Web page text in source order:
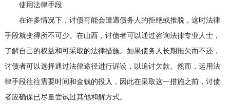
使用法律手段
在许多情况下，讨债可能会遭遇债务人的拒绝或推脱，这时法律
手段就变得所不可少。在山西，讨债者可以通过咨询法律专业人士，
了解自己的权益和可采取的法律措施。如果债务人长期拖欠而不还，
讨债者可以选择通过法律途径进行诉讼，以追讨欠款。然而，运用法
律手段往往需要时间和金钱的投入，因此在采取这一措施之前，讨债
者应确保已尽量尝试过其他和解方式。